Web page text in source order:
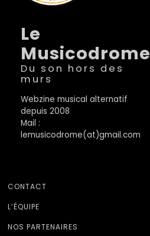
Le
Musicodrome
Du son hors des
murs
Webzine musical alternatif
depuis 2008
Mail :
lemusicodrome(at)gmail.com
CONTACT
L’ÉQUIPE
NOS PARTENAIRES